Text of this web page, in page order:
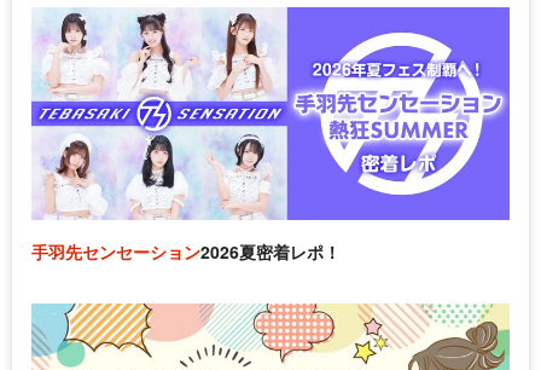
手羽先センセーション2026夏密着レポ！